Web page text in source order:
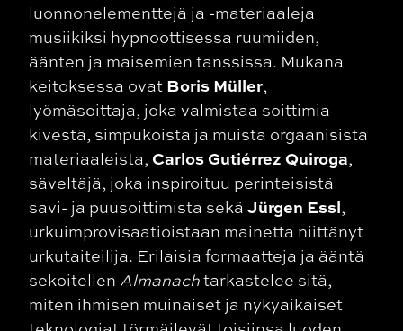
luonnonelementtejä ja -materiaaleja
musiikiksi hypnoottisessa ruumiiden,
äänten ja maisemien tanssissa. Mukana
keitoksessa ovat Boris Müller,
lyömäsoittaja, joka valmistaa soittimia
kivestä, simpukoista ja muista orgaanisista
materiaaleista, Carlos Gutiérrez Quiroga,
säveltäjä, joka inspiroituu perinteisistä
savi- ja puusoittimista sekä Jürgen Essl,
urkuimprovisaatioistaan mainetta niittänyt
urkutaiteilija. Erilaisia formaatteja ja ääntä
sekoitellen Almanachtarkastelee sitä,
miten ihmisen muinaiset ja nykyaikaiset